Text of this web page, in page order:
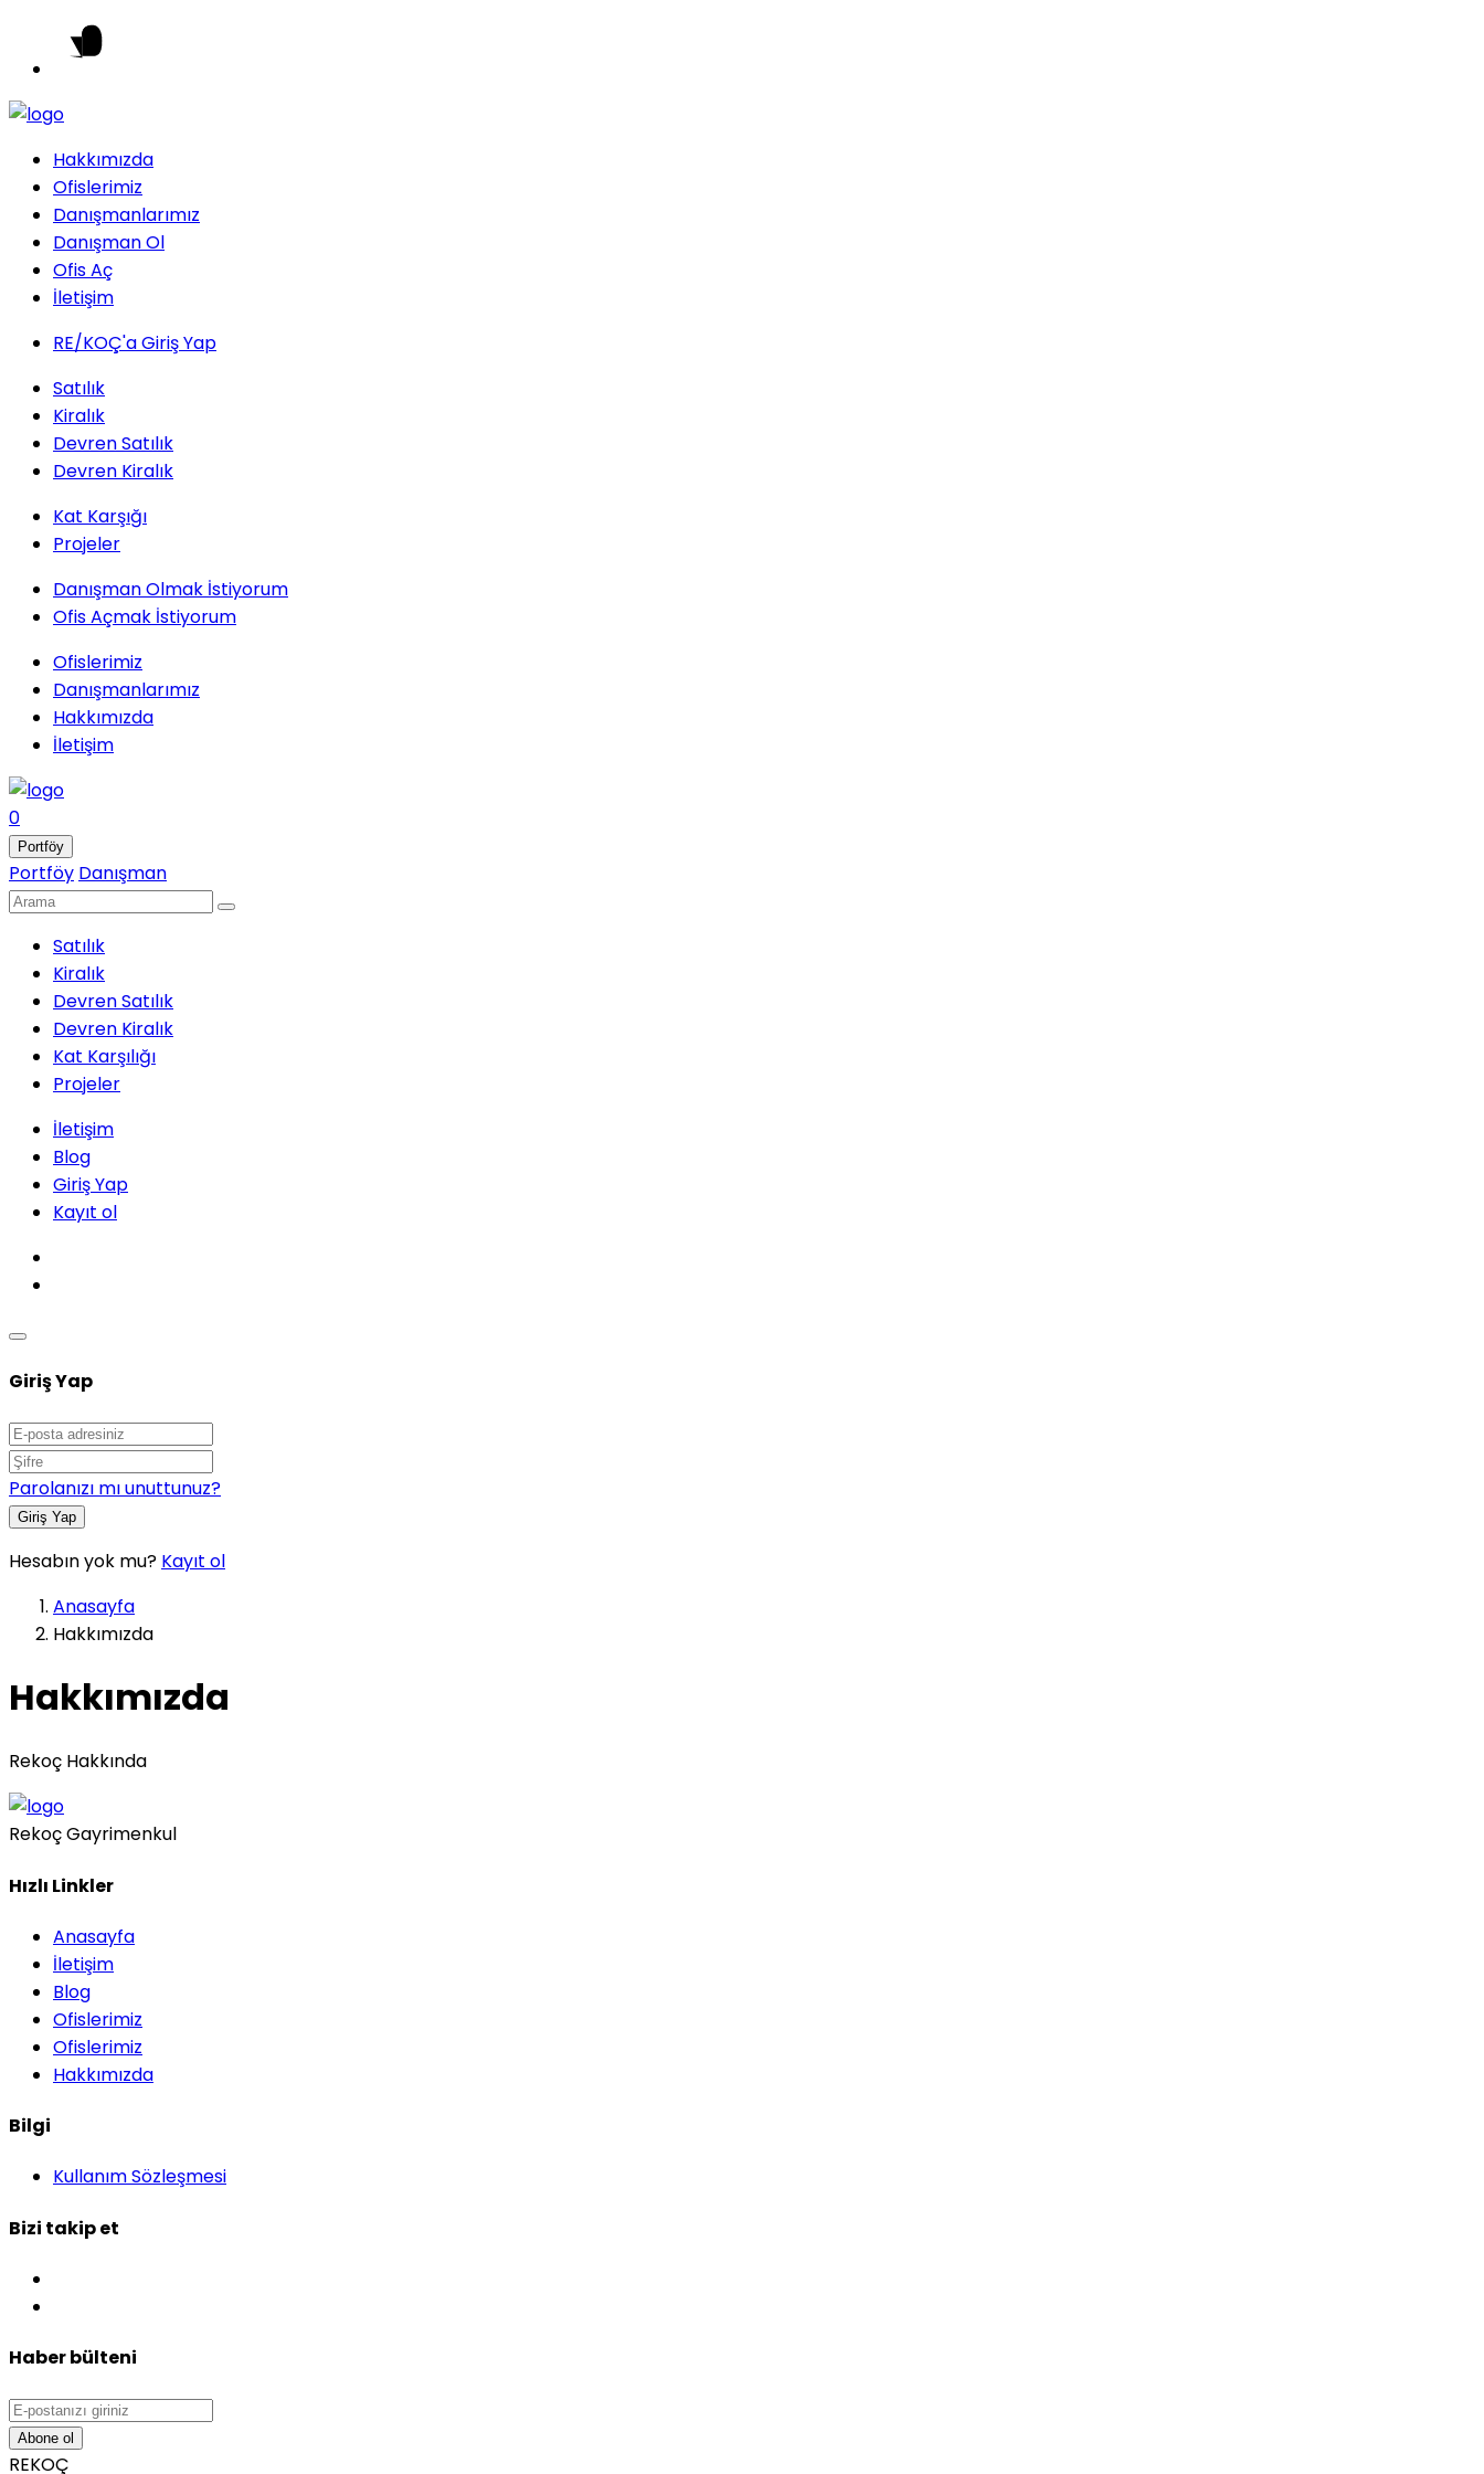
Hakkımızda
Ofislerimiz
Danışmanlarımız
Danışman Ol
Ofis Aç
İletişim
RE/KOÇ'a Giriş Yap
Satılık
Kiralık
Devren Satılık
Devren Kiralık
Kat Karşığı
Projeler
Danışman Olmak İstiyorum
Ofis Açmak İstiyorum
Ofislerimiz
Danışmanlarımız
Hakkımızda
İletişim
0
Portföy
Portföy Danışman
Satılık
Kiralık
Devren Satılık
Devren Kiralık
Kat Karşılığı
Projeler
İletişim
Blog
Giriş Yap
Kayıt ol
Giriş Yap
Parolanızı mı unuttunuz?
Giriş Yap
Hesabın yok mu? Kayıt ol
Anasayfa
Hakkımızda
Hakkımızda
Rekoç Hakkında
Rekoç Gayrimenkul
Hızlı Linkler
Anasayfa
İletişim
Blog
Ofislerimiz
Ofislerimiz
Hakkımızda
Bilgi
Kullanım Sözleşmesi
Bizi takip et
Haber bülteni
Abone ol
REKOÇ